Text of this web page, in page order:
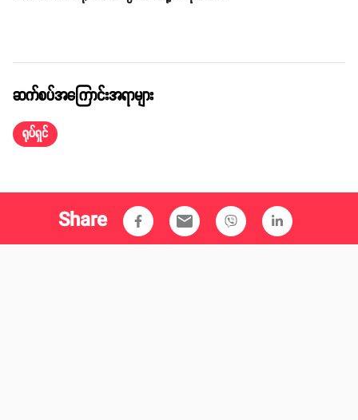
''သမုဒယ'' ရုပ်ရှင်ဇာတ်ကားကြီးကို ဒါရိုက်တာ သီဟစိုးက ရိုက်ကူးသွားမှာဖြစ်
ပြီး ဒီဇင်ဘာလ ၇ ရက်နေ့မှာ စတင်ရိုက်ကူးသွားမယ်လို့ သိရပါတယ်။ ဇာတ်ကား
ရိုက်ကူးချိန်ကိုတော့ ၁ လအကြာသတ်မှတ်ထားတာဖြစ်ပါတယ်။ အဲ့ဒီနောက်
ဇာတ်ကားရိုက်ကွင်းကို ပြင်ဦးလွင်၊ ရန်ကုန်နဲ့ မန္တလေးမြို့တွေမှာရိုက်ကူးသွား
ဒီရုပ်ရှင်ဇာတ်ကားကြီးထဲမှာ နိုင်းနိုင်း၊ ထွန်းအိန္ဒြာဗို နဲ့ မေဆူးမောင် တို့က
အဓိက ပါဝင်သရုပ်ဆောင်သွားမယ်လို့ သိရပါတယ်။